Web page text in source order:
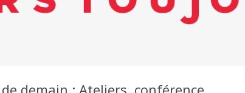
VIVE !
demain : Ateliers, conférence,